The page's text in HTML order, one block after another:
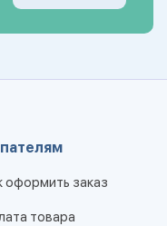
оформить заказ
товара